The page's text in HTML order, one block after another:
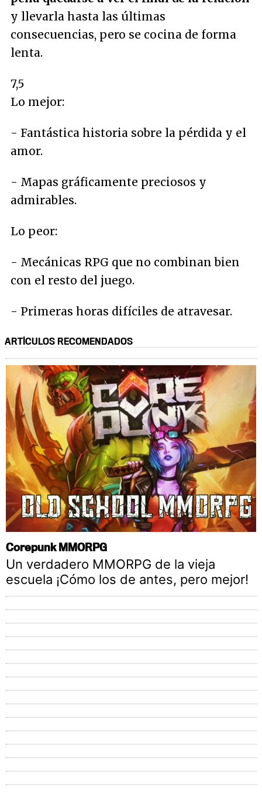
y llevarla hasta las últimas
consecuencias, pero se cocina de forma
lenta.
7,5
Lo mejor:
- Fantástica historia sobre la pérdida y el
amor.
- Mapas gráficamente preciosos y
admirables.
Lo peor:
- Mecánicas RPG que no combinan bien
con el resto del juego.
- Primeras horas difíciles de atravesar.
ARTÍCULOS RECOMENDADOS
Corepunk MMORPG
Un verdadero MMORPG de la vieja
escuela ¡Cómo los de antes, pero mejor!